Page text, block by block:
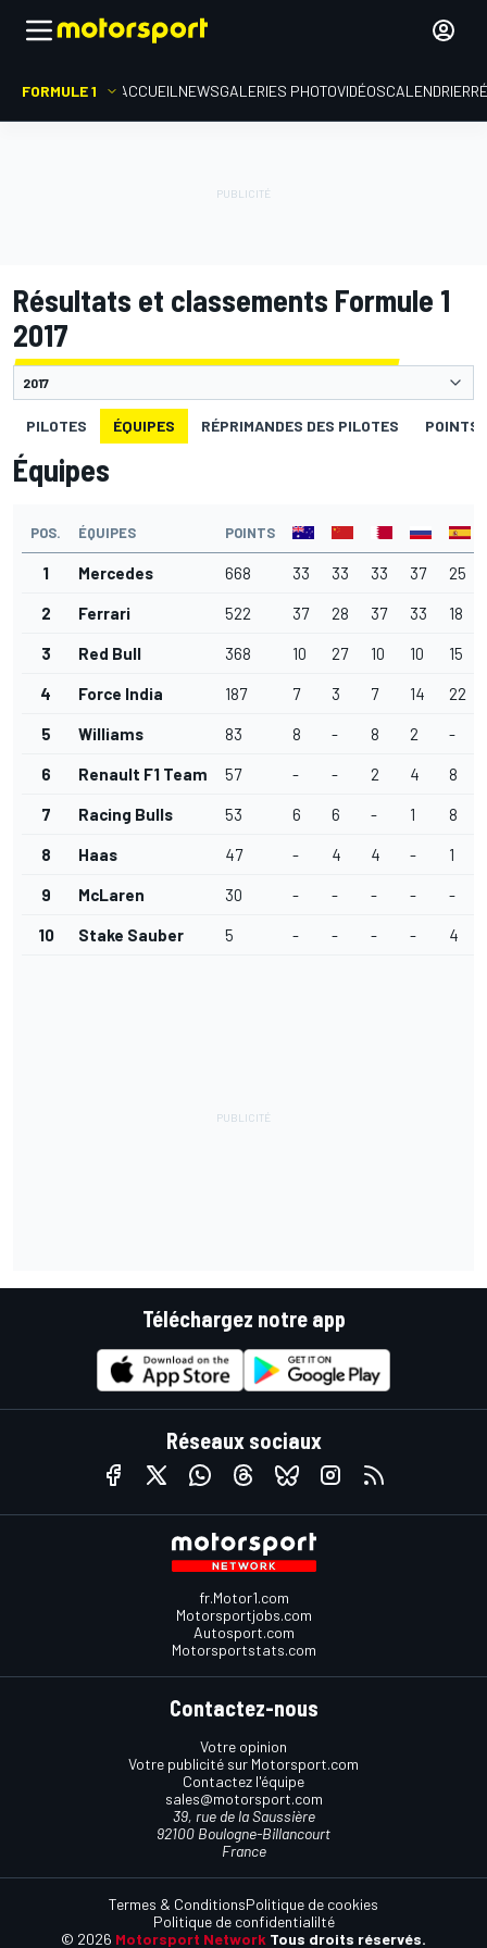
FORMULE 1 ACCUEIL NEWSGALERIES PHOTOVIDÉOSCALENDRIER
Résultats et classements Formule 1
2017
PILOTES ÉQUIPES RÉPRIMANDES DES PILOTES POINTS
Équipes
POS. ÉQUIPES POINTS
1 Mercedes 668 33 33 33 37 25
2 Ferrari 522 37 28 37 33 18
3 Red Bull 368 10 27 10 10 15
4 Force India 187 7 3 7 14 22
5 Williams 83 8 - 8 2 -
6 Renault F1 Team 57 - - 2 4 8
7 Racing Bulls 53 6 6 - 1 8
8 Haas 47 - 4 4 - 1
9 McLaren 30 - - - - -
10 Stake Sauber 5 - - - - 4
Téléchargez notre app
Réseaux sociaux
fr.Motor1.com
Motorsportjobs.com
Autosport.com
Motorsportstats.com
Contactez-nous
Votre opinion
Votre publicité sur Motorsport.com
Contactez l'équipe
sales@motorsport.com
39, rue de la Saussière
92100 Boulogne-Billancourt
France
© 2026 Motorsport Network Tous droits réservés.
Termes & ConditionsPolitique de cookies
Politique de confidentialilté